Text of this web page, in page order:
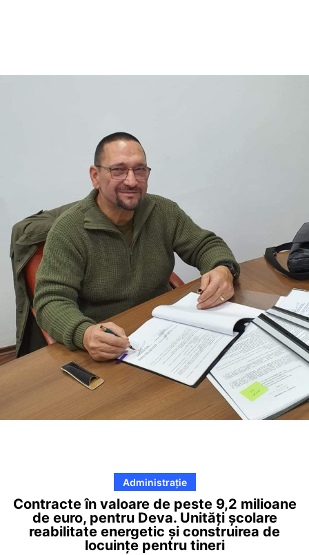
Administrație
Contracte în valoare de peste 9,2 milioane
de euro, pentru Deva. Unități școlare
reabilitate energetic și construirea de
locuințe pentru tineri